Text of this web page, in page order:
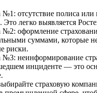
отсутствие полиса или
Это легко выявляется
оформление
суммами, которые
риски.
неинформирование
инциденте — это
страховую